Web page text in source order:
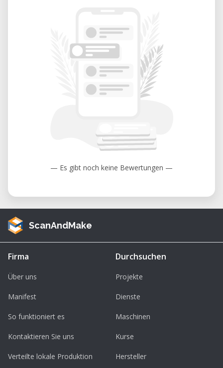
Plataforma: Aquecida
Materiais compatíveis
ABS (com configurações adequadas)
mm
Aplicações
Peças funcionais
Modelos e maquetes
Projetos educacionais
Desenvolvimento de produtos
Projetos DIY e Maker
Vantagens
Excelente qualidade de impressão
— Es gibt noch keine Bewertungen —
ScanAndMake
Firma
Über uns
Manifest
So funktioniert es
Kontaktieren Sie uns
Verteilte lokale Produktion
Durchsuchen
Projekte
Dienste
Maschinen
Kurse
Hersteller